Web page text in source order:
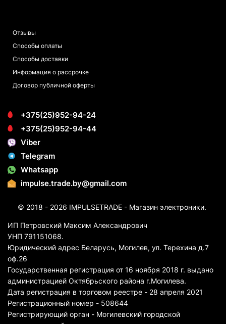
Отзывы
Способы оплаты
Способы доставки
Информация о рассрочке
Договор публичной оферты
+375(25)952-94-24
+375(25)952-94-44
Viber
Telegram
Whatsapp
impulse.trade.by@gmail.com
© 2018 - 2026 IMPULSETRADE - Магазин электроники.
ИП Петровский Максим Александрович
УНП 791151068.
Юридический адрес Беларусь, Могилев, ул. Терехина д.7
оф.26
Государственная регистрация от 16 ноября 2018 г. выдано
администрацией Октябрьского района г.Могилева.
Дата регистрация в торговом реестре - 28 апреля 2021
Регистрационный номер - 508644
Регистрирующий орган - Могилевский городской